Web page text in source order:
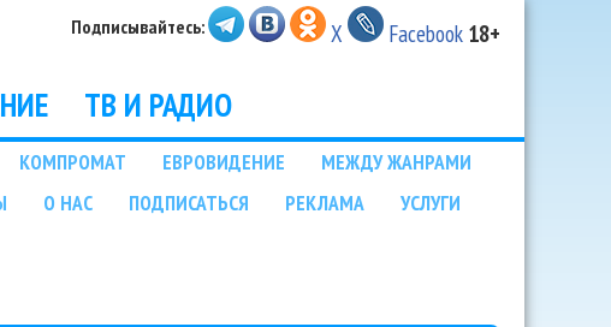
Подписывайтесь: X Facebook 18+
ТВ И РАДИО
КОМПРОМАТ ЕВРОВИДЕНИЕ
МЕЖДУ ЖАНРАМИ
О НАС ПОДПИСАТЬСЯ РЕКЛАМА
УСЛУГИ